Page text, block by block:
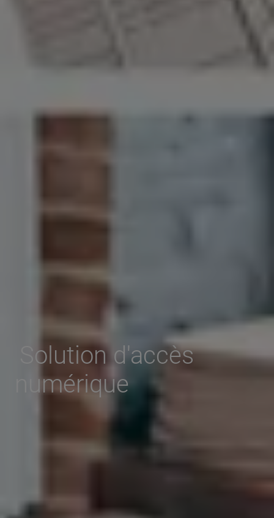
Solution d'accès
numérique